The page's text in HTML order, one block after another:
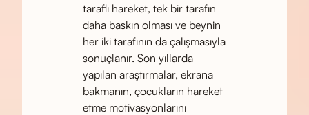
taraflı hareket, tek bir tarafın
daha baskın olması ve beynin
her iki tarafının da çalışmasıyla
sonuçlanır. Son yıllarda
yapılan araştırmalar, ekrana
bakmanın, çocukların hareket
etme motivasyonlarını